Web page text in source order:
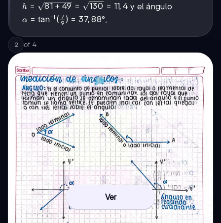
h =
\sqrt{81+49}
= \sqrt{130}
= 11,4
h = 81+49 = 130 = 11, 4 y el ángulo
\alpha =
(\frac{7}
{9}) =
α = tan−1 ( 9
7 ) = 37, 88°.
2 of 4
Ver